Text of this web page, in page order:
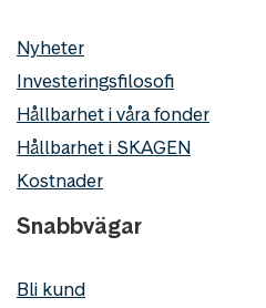
Nyheter
Investeringsfilosofi
Hållbarhet i våra fonder
Hållbarhet i SKAGEN
Kostnader
Snabbvägar
Bli kund